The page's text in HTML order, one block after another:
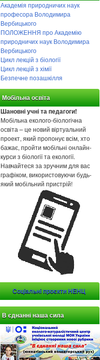
Академія природничих наук
професора Володимира
Вербицького
ПОЛОЖЕННЯ про Академію
природничих наук Володимира
Вербицького
Цикл лекцій з біології
Цикл лекцій з хімії
Безпечне позашкілля
Мобільна освіта
Шановні учні та педагоги!
Мобільна еколого-біологічна
освіта – це новий віртуальний
проект, який пропонує всім, хто
бажає, пройти мобільні онлайн-
курси з біології та екології.
Навчайтеся за зручним для вас
графіком, використовуючи будь-
який мобільний пристрій!
Соціальні проєкти НЕНЦ
В єднанні наша сила